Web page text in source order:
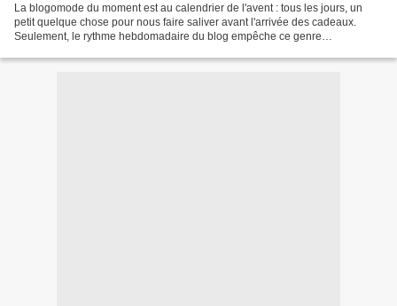
La blogomode du moment est au calendrier de l'avent : tous les jours, un
petit quelque chose pour nous faire saliver avant l'arrivée des cadeaux.
Seulement, le rythme hebdomadaire du blog empêche ce genre